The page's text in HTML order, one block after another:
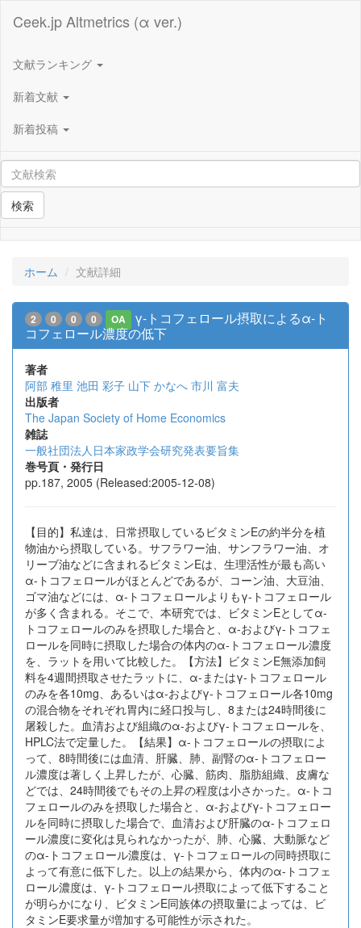
Ceek.jp Altmetrics (α ver.)
文献ランキング
新着文献
新着投稿
検索
ホーム 文献詳細
2 0 0 0 OA
γ-トコフェロール摂取によるα-ト
コフェロール濃度の低下
著者
阿部 稚里 池田 彩子 山下 かなへ 市川 富夫
出版者
The Japan Society of Home Economics
雑誌
一般社団法人日本家政学会研究発表要旨集
巻号頁・発行日
pp.187, 2005 (Released:2005-12-08)
【目的】私達は、日常摂取しているビタミンEの約半分を植
物油から摂取している。サフラワー油、サンフラワー油、オ
リーブ油などに含まれるビタミンEは、生理活性が最も高い
α-トコフェロールがほとんどであるが、コーン油、大豆油、
ゴマ油などには、α-トコフェロールよりもγ-トコフェロール
が多く含まれる。そこで、本研究では、ビタミンEとしてα-
トコフェロールのみを摂取した場合と、α-およびγ-トコフェ
ロールを同時に摂取した場合の体内のα-トコフェロール濃度
を、ラットを用いて比較した。【方法】ビタミンE無添加飼
料を4週間摂取させたラットに、α-またはγ-トコフェロール
のみを各10mg、あるいはα-およびγ-トコフェロール各10mg
の混合物をそれぞれ胃内に経口投与し、8または24時間後に
屠殺した。血清および組織のα-およびγ-トコフェロールを、
HPLC法で定量した。【結果】α-トコフェロールの摂取によ
って、8時間後には血清、肝臓、肺、副腎のα-トコフェロー
ル濃度は著しく上昇したが、心臓、筋肉、脂肪組織、皮膚な
どでは、24時間後でもその上昇の程度は小さかった。α-トコ
フェロールのみを摂取した場合と、α-およびγ-トコフェロー
ルを同時に摂取した場合で、血清および肝臓のα-トコフェロ
ール濃度に変化は見られなかったが、肺、心臓、大動脈など
のα-トコフェロール濃度は、γ-トコフェロールの同時摂取に
よって有意に低下した。以上の結果から、体内のα-トコフェ
ロール濃度は、γ-トコフェロール摂取によって低下すること
が明らかになり、ビタミンE同族体の摂取量によっては、ビ
タミンE要求量が増加する可能性が示された。